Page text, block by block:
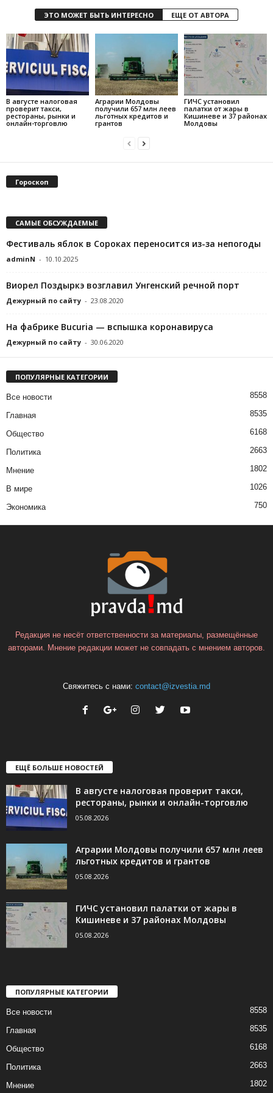
ЭТО МОЖЕТ БЫТЬ ИНТЕРЕСНО ЕЩЕ ОТ АВТОРА
В августе налоговая
проверит такси,
рестораны, рынки и
онлайн-торговлю
Аграрии Молдовы
получили 657 млн леев
льготных кредитов и
грантов
ГИЧС установил
палатки от жары в
Кишиневе и 37 районах
Молдовы
Гороскоп
САМЫЕ ОБСУЖДАЕМЫЕ
Фестиваль яблок в Сороках переносится из-за непогоды
adminN - 10.10.2025
Виорел Поздыркэ возглавил Унгенский речной порт
Дежурный по сайту - 23.08.2020
На фабрике Bucuria — вспышка коронавируса
Дежурный по сайту - 30.06.2020
ПОПУЛЯРНЫЕ КАТЕГОРИИ
Все новости 8558
Главная 8535
Общество 6168
Политика 2663
Мнение 1802
В мире 1026
Экономика 750
Редакция не несёт ответственности за материалы, размещённые
авторами. Мнение редакции может не совпадать с мнением авторов.
Свяжитесь с нами: contact@izvestia.md
ЕЩЁ БОЛЬШЕ НОВОСТЕЙ
В августе налоговая проверит такси,
рестораны, рынки и онлайн-торговлю
05.08.2026
Аграрии Молдовы получили 657 млн леев
льготных кредитов и грантов
05.08.2026
ГИЧС установил палатки от жары в
Кишиневе и 37 районах Молдовы
05.08.2026
ПОПУЛЯРНЫЕ КАТЕГОРИИ
Все новости 8558
Главная 8535
Общество 6168
Политика 2663
Мнение 1802